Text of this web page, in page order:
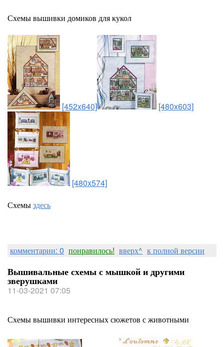
Схемы вышивки домиков для кукол
[452x640] [480x603]
[480x574]
Схемыздесь
комментарии: 0 понравилось! вверх^ к полной версии
Вышивальные схемы с мышкой и другими
зверушками
11-03-2021 07:05
Схемы вышивки интересных сюжетов с животными